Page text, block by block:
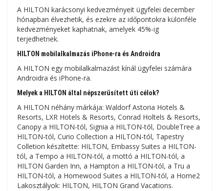
A HILTON karácsonyi kedvezményeit ügyfelei december
hónapban élvezhetik, és ezekre az időpontokra különféle
kedvezményeket kaphatnak, amelyek 45%-ig
terjedhetnek.
HILTON mobilalkalmazás iPhone-ra és Androidra
A HILTON egy mobilalkalmazást kínál ügyfelei számára
Androidra és iPhone-ra.
Melyek a HILTON által népszerűsített úti célok?
A HILTON néhány márkája: Waldorf Astoria Hotels &
Resorts, LXR Hotels & Resorts, Conrad Holtels & Resorts,
Canopy a HILTON-tól, Signia a HILTON-tól, DoubleTree a
HILTON-tól, Curio Collection a HILTON-tól, Tapestry
Colletion készítette: HILTON, Embassy Suites a HILTON-
tól, a Tempo a HILTON-tól, a mottó a HILTON-tól, a
HILTON Garden Inn, a Hampton a HILTON-tól, a Tru a
HILTON-tól, a Homewood Suites a HILTON-tól, a Home2
Lakosztályok: HILTON, HILTON Grand Vacations.